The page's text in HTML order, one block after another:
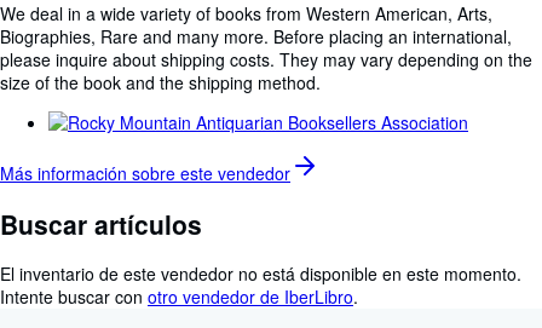
We deal in a wide variety of books from Western American, Arts,
Biographies, Rare and many more. Before placing an international,
please inquire about shipping costs. They may vary depending on the
size of the book and the shipping method.
Más información sobre este vendedor
Buscar artículos
El inventario de este vendedor no está disponible en este momento.
Intente buscar con otro vendedor de IberLibro.